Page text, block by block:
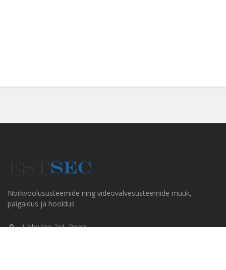
Nõrkvoolusüsteemide ning videovalvesüsteemide müük,
paigaldus ja hooldus
Läike tee 2/4, Peetri